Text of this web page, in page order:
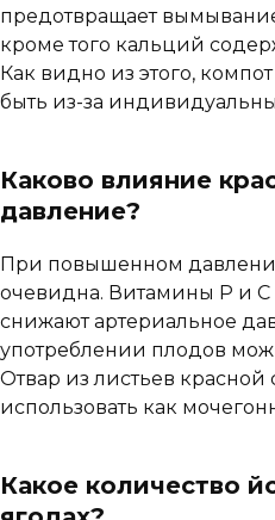
предотвращает
кроме того кальций
Как видно из этого,
быть из-за
Каково влияние
давление?
При повышенном
очевидна. Витамины Р и С
снижают артериальное
употреблении плодов
Отвар из листьев
использовать как
Какое количество